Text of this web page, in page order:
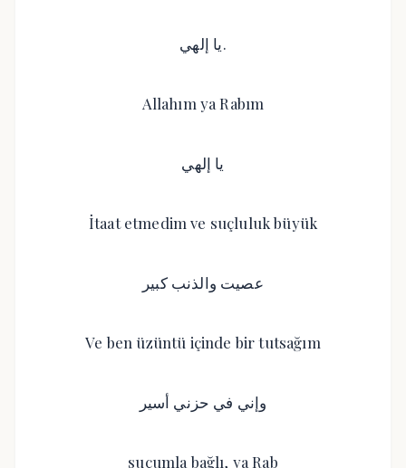
يا إلهي.
Allahım ya Rabım
يا إلهي
İtaat etmedim ve suçluluk büyük
عصيت والذنب كبير
Ve ben üzüntü içinde bir tutsağım
وإني في حزني أسير
suçumla bağlı, ya Rab